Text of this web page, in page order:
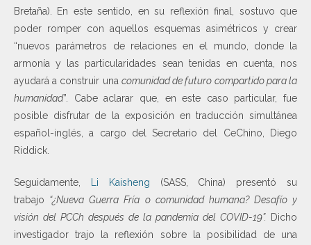
Bretaña). En este sentido, en su reflexión final, sostuvo que
poder romper con aquellos esquemas asimétricos y crear
“nuevos parámetros de relaciones en el mundo, donde la
armonía y las particularidades sean tenidas en cuenta, nos
ayudará a construir una comunidad de futuro compartido para la
humanidad”. Cabe aclarar que, en este caso particular, fue
posible disfrutar de la exposición en traducción simultánea
español-inglés, a cargo del Secretario del CeChino, Diego
Riddick.
Seguidamente, Li Kaisheng (SASS, China) presentó su
trabajo “¿Nueva Guerra Fría o comunidad humana? Desafío y
visión del PCCh después de la pandemia del COVID-19”. Dicho
investigador trajo la reflexión sobre la posibilidad de una